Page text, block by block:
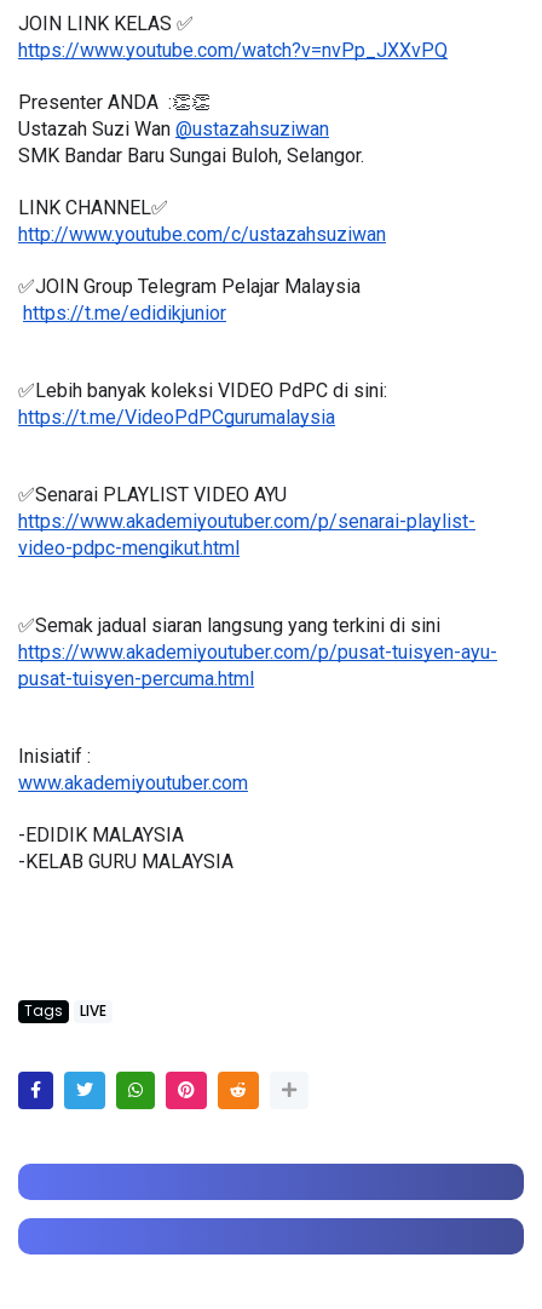
JOIN LINK KELAS ✅
https://www.youtube.com/watch?v=nvPp_JXXvPQ
Presenter ANDA  :👏👏
Ustazah Suzi Wan @ustazahsuziwan
SMK Bandar Baru Sungai Buloh, Selangor.
LINK CHANNEL✅
http://www.youtube.com/c/ustazahsuziwan
✅JOIN Group Telegram Pelajar Malaysia
https://t.me/edidikjunior
✅Lebih banyak koleksi VIDEO PdPC di sini:
https://t.me/VideoPdPCgurumalaysia
✅Senarai PLAYLIST VIDEO AYU
https://www.akademiyoutuber.com/p/senarai-playlist-
video-pdpc-mengikut.html
✅Semak jadual siaran langsung yang terkini di sini
https://www.akademiyoutuber.com/p/pusat-tuisyen-ayu-
pusat-tuisyen-percuma.html
Inisiatif :
www.akademiyoutuber.com
-EDIDIK MALAYSIA
-KELAB GURU MALAYSIA
Tags LIVE